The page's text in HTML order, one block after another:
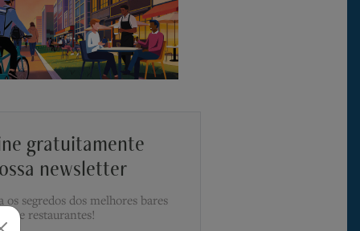
gratuitamente
newsletter
os segredos dos melhores bares
e restaurantes!